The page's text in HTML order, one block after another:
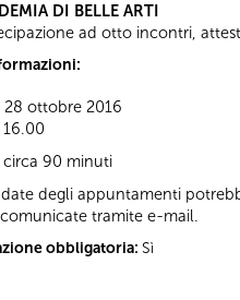
DI BELLE ARTI
ad otto incontri,
28 ottobre 2016
circa 90 minuti
degli appuntamenti
tramite e-mail.
obbligatoria: Sì